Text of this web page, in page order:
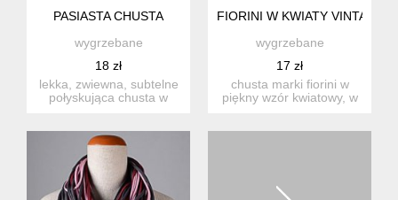
PASIASTA CHUSTA
wygrzebane
18 zł
lekka, zwiewna, subtelne
połyskująca chusta w
FIORINI W KWIATY VINTAGE
wygrzebane
17 zł
chusta marki fiorini w
piękny wzór kwiatowy, w